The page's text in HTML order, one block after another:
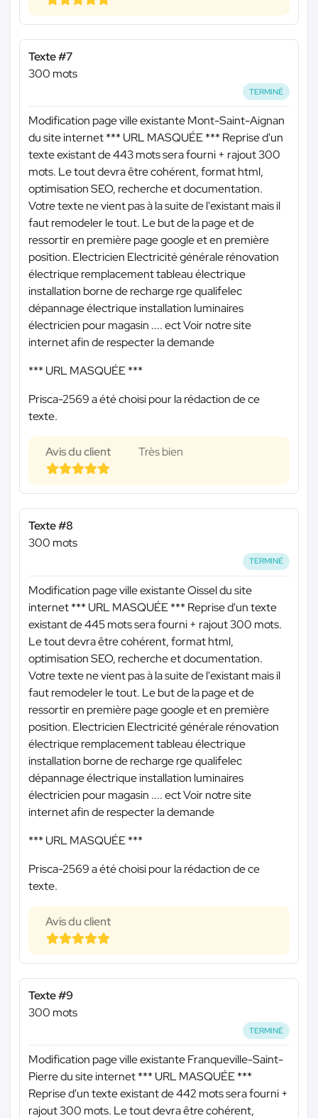
Texte #7
300 mots
TERMINÉ
Modification page ville existante Mont-Saint-Aignan
du site internet*** URL MASQUÉE *** Reprise d'un
texte existant de 443 mots sera fourni + rajout 300
mots. Le tout devra être cohérent, format html,
optimisation SEO, recherche et documentation.
Votre texte ne vient pas à la suite de l'existant mais il
faut remodeler le tout. Le but de la page et de
ressortir en première page google et en première
position. Electricien Electricité générale rénovation
électrique remplacement tableau électrique
installation borne de recharge rge qualifelec
dépannage électrique installation luminaires
électricien pour magasin .... ect Voir notre site
internet afin de respecter la demande
*** URL MASQUÉE ***
Prisca-2569 a été choisi pour la rédaction de ce
texte.
Avis du client Très bien
Texte #8
300 mots
TERMINÉ
Modification page ville existante Oissel du site
internet*** URL MASQUÉE *** Reprise d'un texte
existant de 445 mots sera fourni + rajout 300 mots.
Le tout devra être cohérent, format html,
optimisation SEO, recherche et documentation.
Votre texte ne vient pas à la suite de l'existant mais il
faut remodeler le tout. Le but de la page et de
ressortir en première page google et en première
position. Electricien Electricité générale rénovation
électrique remplacement tableau électrique
installation borne de recharge rge qualifelec
dépannage électrique installation luminaires
électricien pour magasin .... ect Voir notre site
internet afin de respecter la demande
*** URL MASQUÉE ***
Prisca-2569 a été choisi pour la rédaction de ce
texte.
Avis du client
Texte #9
300 mots
TERMINÉ
Modification page ville existante Franqueville-Saint-
Pierre du site internet*** URL MASQUÉE ***
Reprise d'un texte existant de 442 mots sera fourni +
rajout 300 mots. Le tout devra être cohérent,